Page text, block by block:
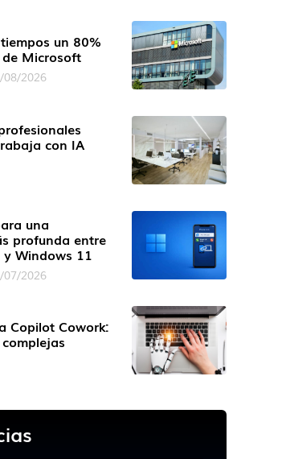
un 80%
Microsoft
08/2026
con IA
una
profunda entre
Windows 11
07/2026
Copilot Cowork: